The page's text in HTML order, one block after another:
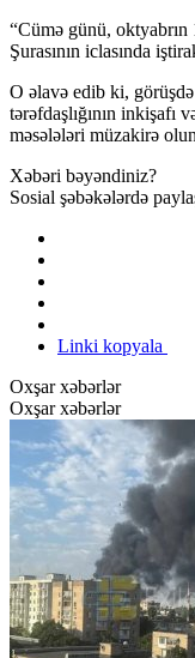
“Cümə günü,
Şurasının iclasında
O əlavə edib ki,
tərəfdaşlığının
məsələləri müzakirə
Xəbəri bəyəndiniz?
Sosial şəbəkələrdə
Linki kopyala
Oxşar xəbərlər
Oxşar xəbərlər